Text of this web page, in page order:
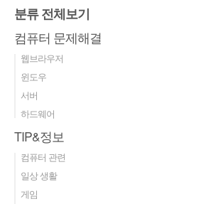
분류 전체보기
컴퓨터 문제해결
웹브라우저
윈도우
서버
하드웨어
TIP&정보
컴퓨터 관련
일상 생활
게임